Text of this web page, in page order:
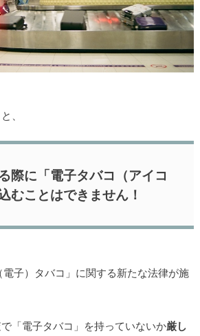
、
際に「電子タバコ（アイコ
むことはできません！
子）タバコ」に関する新たな法律が施
「電子タバコ」を持っていないか厳し